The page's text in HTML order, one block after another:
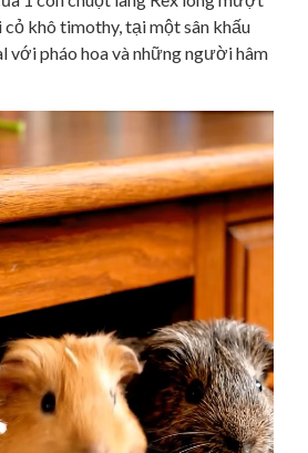
cỏ khô timothy, tại một sân khấu
với pháo hoa và những người hâm